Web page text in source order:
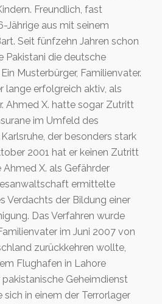
Freundlich, fast
Jährige aus mit seinem
Seit fünfzehn Jahren schon
Pakistani die deutsche
Musterbürger, Familienvater.
lange erfolgreich aktiv, als
Ahmed X. hatte sogar Zutritt
im Umfeld des
der besonders stark
2001 hat er keinen Zutritt
X. als Gefährder
ermittelte
Verdachts der Bildung einer
Das Verfahren wurde
im Juni 2007 von
zurückkehren wollte,
Flughafen in Lahore
Geheimdienst
sich in einem der Terrorlager